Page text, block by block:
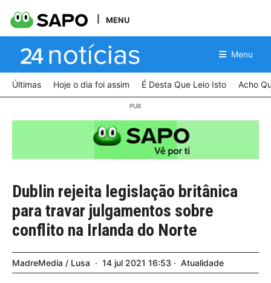
MENU
Menu
Últimas Hoje o dia foi assim É Desta Que Leio Isto Acho
Dublin rejeita legislação britânica
para travar julgamentos sobre
conflito na Irlanda do Norte
MadreMedia / Lusa 14 jul 2021 16:53 Atualidade